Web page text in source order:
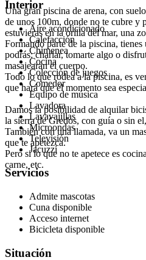
Una gran piscina de arena, con
de unos 100m, donde no te cubre y
estuvieras en la orilla del mar, una
Formando parte de la piscina,
podrás: charlar, tomarte algo o
masajearan el cuerpo.
Todo lo que rodea a la piscina, es
que hará que él momento sea
Damos la posibilidad de alquilar
la sierra de Gredos, con guía o sin
También con una llamada, va un
que te apetezca.
Pero si lo que no te apetece es
carne, etc.
Interior
Aire acondicionado
Calefacción
Chimenea
Cocina
Colección de juegos
Comedor
Equipo de música
Lavadora
Lavavajillas
Microondas
Televisión
Jacuzzi
Servicios
Admite mascotas
Cuna disponible
Acceso internet
Bicicleta disponible
Situación